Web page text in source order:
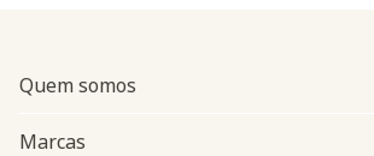
Quem somos
Marcas